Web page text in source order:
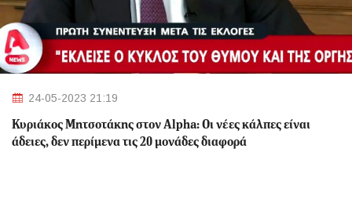
24-05-2023 21:19
Κυριάκος Μητσοτάκης στον Alpha: Οι νέες κάλπες είναι
άδειες, δεν περίμενα τις 20 μονάδες διαφορά